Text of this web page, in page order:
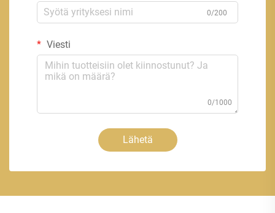
0/200
Viesti
0/1000
Lähetä